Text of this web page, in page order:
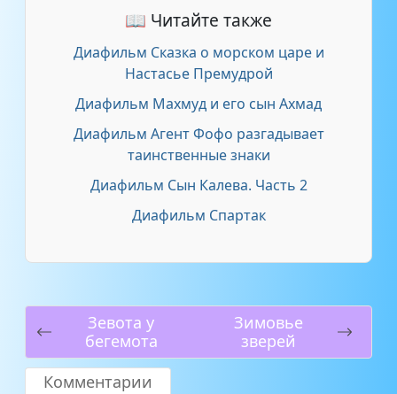
📖 Читайте также
Диафильм Сказка о морском царе и
Настасье Премудрой
Диафильм Махмуд и его сын Ахмад
Диафильм Агент Фофо разгадывает
таинственные знаки
Диафильм Сын Калева. Часть 2
Диафильм Спартак
Зевота у
бегемота
Зимовье
зверей
Комментарии